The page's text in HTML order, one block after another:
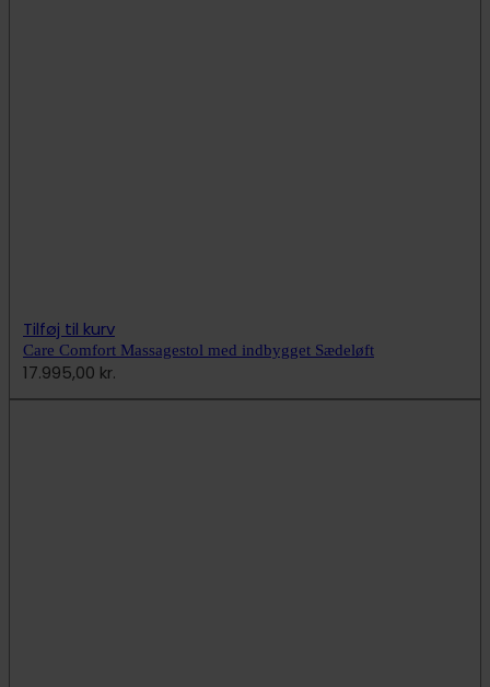
Tilføj til kurv
Care Comfort Massagestol med indbygget Sædeløft
17.995,00 kr.